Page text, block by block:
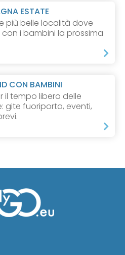
ESTATE
più belle località dove
i bambini la prossima
CON BAMBINI
il tempo libero delle
gite fuoriporta, eventi,